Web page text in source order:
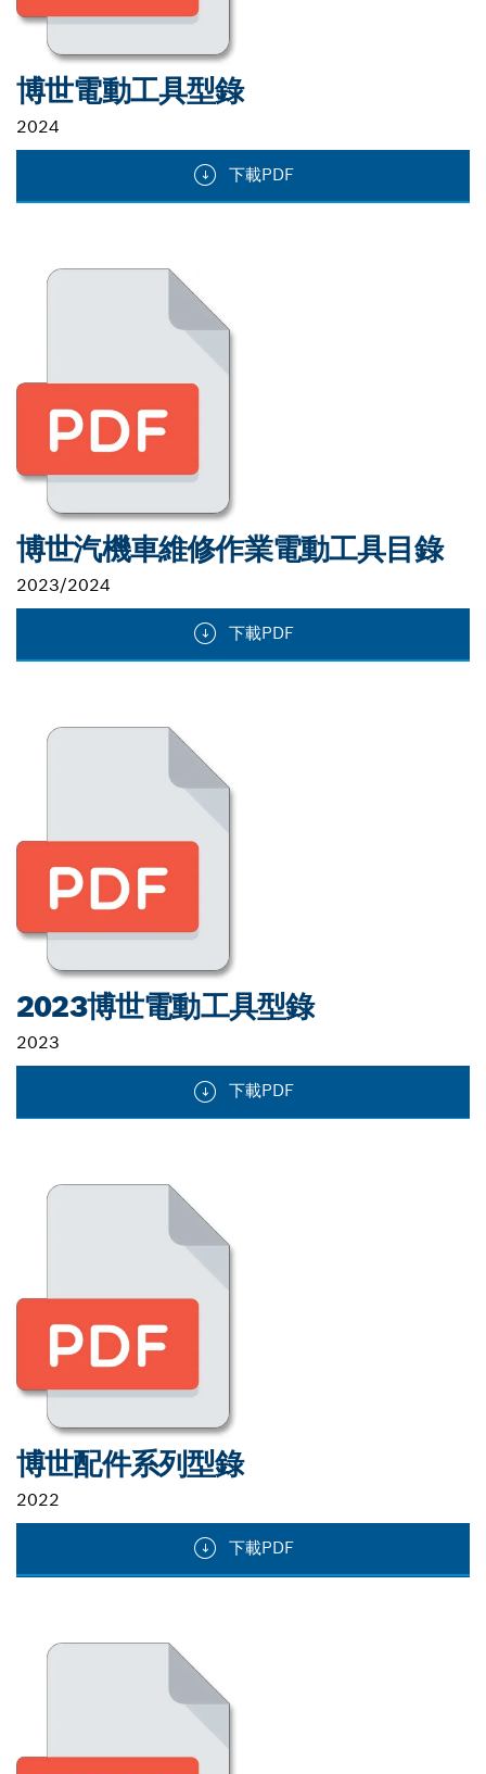
博世電動工具型錄
2024
下載PDF
博世汽機車維修作業電動工具目錄
2023/2024
下載PDF
2023博世電動工具型錄
2023
下載PDF
博世配件系列型錄
2022
下載PDF